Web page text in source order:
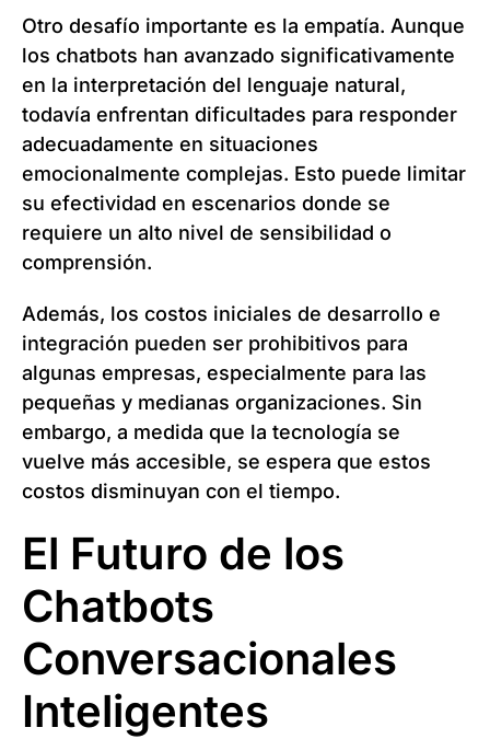
Otro desafío importante es la empatía. Aunque
los chatbots han avanzado significativamente
en la interpretación del lenguaje natural,
todavía enfrentan dificultades para responder
adecuadamente en situaciones
emocionalmente complejas. Esto puede limitar
su efectividad en escenarios donde se
requiere un alto nivel de sensibilidad o
comprensión.
Además, los costos iniciales de desarrollo e
integración pueden ser prohibitivos para
algunas empresas, especialmente para las
pequeñas y medianas organizaciones. Sin
embargo, a medida que la tecnología se
vuelve más accesible, se espera que estos
costos disminuyan con el tiempo.
El Futuro de los
Chatbots
Conversacionales
Inteligentes